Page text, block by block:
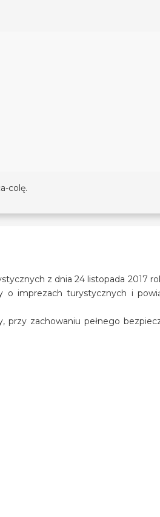
colę.
z dnia 24 listopada 2017
o imprezach turystycznych i
zachowaniu pełnego